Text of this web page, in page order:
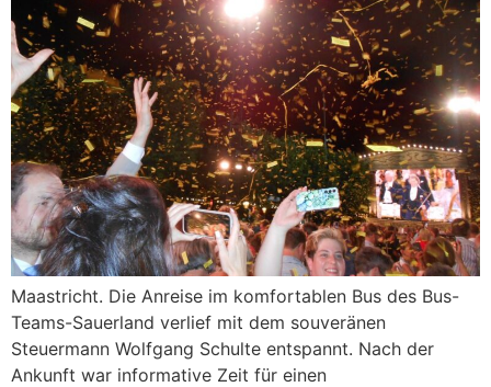
Maastricht. Die Anreise im komfortablen Bus des Bus-
Teams-Sauerland verlief mit dem souveränen
Steuermann Wolfgang Schulte entspannt. Nach der
Ankunft war informative Zeit für einen